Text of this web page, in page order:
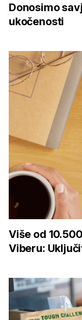
Donosimo
ukočenosti
Više od
Viberu: